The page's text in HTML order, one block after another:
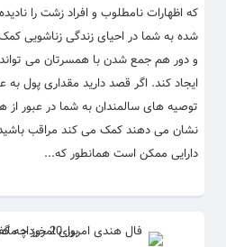
که اظهارات نامطلوب و افراد زشت را
شده به شما در احیای زندگی زناشویی
و دور هم جمع شدن با همسرتان می
ایجاد کند. اگر قصد دارید مقداری پول
توصیه های سالمندان به شما در عبور
نشان می دهند کمک می کند مراقب
دارایی ممکن است همانطور که...